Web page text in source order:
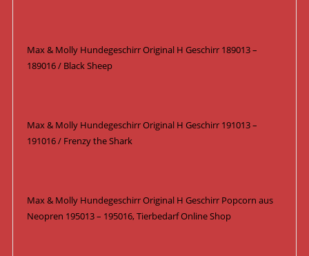
Max & Molly Hundegeschirr Original H Geschirr 189013 –
189016 / Black Sheep
Max & Molly Hundegeschirr Original H Geschirr 191013 –
191016 / Frenzy the Shark
Max & Molly Hundegeschirr Original H Geschirr Popcorn aus
Neopren 195013 – 195016, Tierbedarf Online Shop